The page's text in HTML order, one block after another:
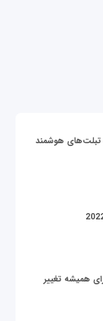
تبلت‌های هوشمند
همیشه تغییر